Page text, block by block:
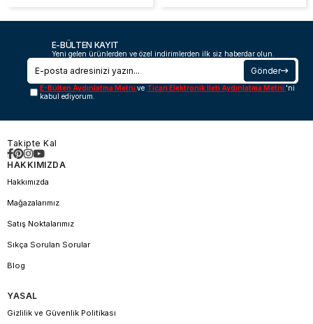
E-BÜLTEN KAYIT
Yeni gelen ürünlerden ve özel indirimlerden ilk siz haberdar olun.
Gönder
E-Bülten Aydınlatma Metnive Ticari Elektronik İleti Aydınlatma Metni 'ni
kabul ediyorum.
Takipte Kal
HAKKIMIZDA
Hakkımızda
Mağazalarımız
Satış Noktalarımız
Sıkça Sorulan Sorular
Blog
YASAL
Gizlilik ve Güvenlik Politikası